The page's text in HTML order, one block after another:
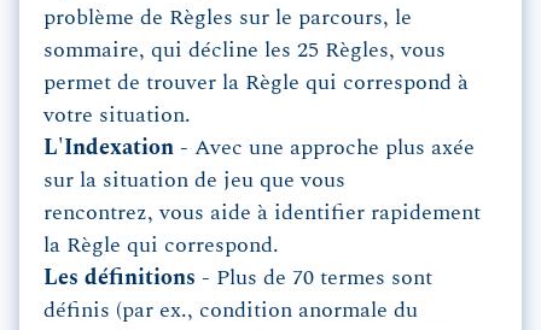
problème de Règles sur le parcours, le
sommaire, qui décline les 25 Règles, vous
permet de trouver la Règle qui correspond à
votre situation.
L'Indexation - Avec une approche plus axée
sur la situation de jeu que vous
rencontrez, vous aide à identifier rapidement
la Règle qui correspond.
Les définitions - Plus de 70 termes sont
définis (par ex., condition anormale du